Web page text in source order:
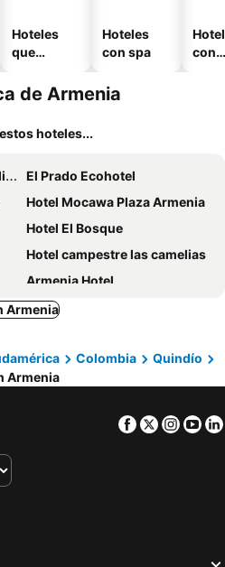
Hoteles
que
mascotas
Hoteles
con spa
con
de Armenia
hoteles...
El Prado Ecohotel
Hotel Mocawa Plaza Armenia
Hotel El Bosque
Hotel campestre las camelias
Armenia Hotel
Eco Hotel Las Palmas
Hotel West California
Hotel San Martin Armenia
Finca hotel los cocos
Armenia
Colombia
Quindío
Armenia
Facebook
Twitter